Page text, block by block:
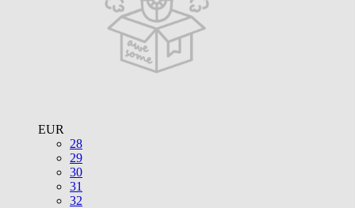
EUR
28
29
30
31
32